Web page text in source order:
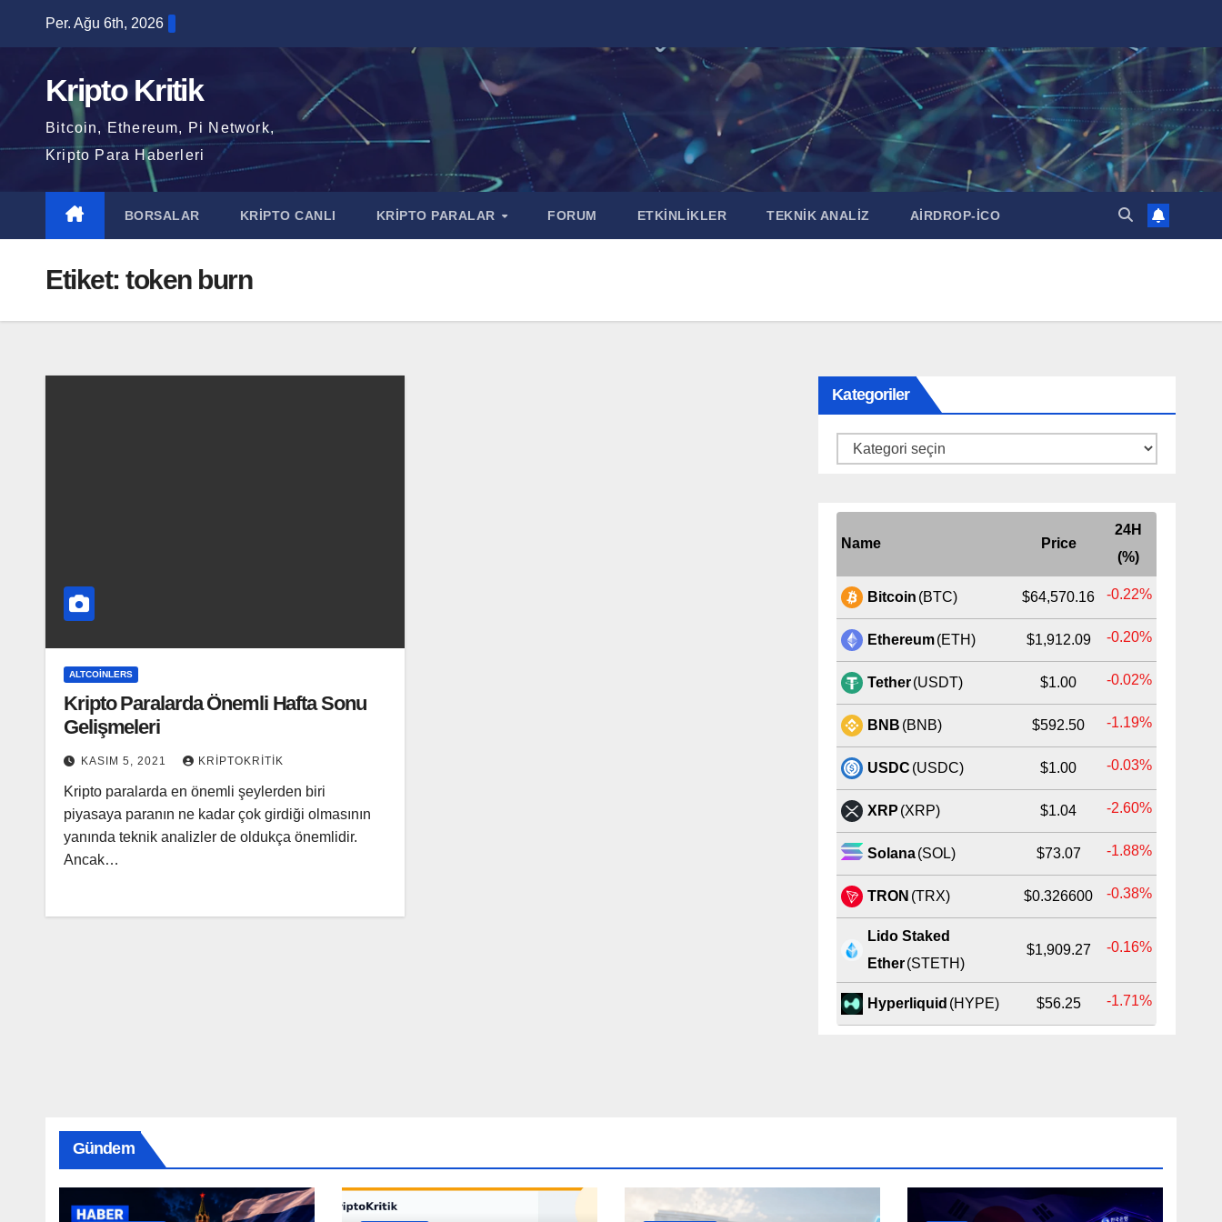
content
Per. Ağu 6th, 2026
Kripto Kritik
Bitcoin, Ethereum, Pi Network,
Kripto Para Haberleri
BORSALAR KRİPTO CANLI KRİPTO PARALAR FORUM ETKİNLİKLER TEKNİK ANALİZ AİRDROP-İCO
Etiket: token burn
ALTCOINLERS
Kripto Paralarda Önemli Hafta Sonu
Gelişmeleri
KASIM 5, 2021 KRIPTOKRITIK
Kripto paralarda en önemli şeylerden biri
piyasaya paranın ne kadar çok girdiği olmasının
yanında teknik analizler de oldukça önemlidir.
Ancak…
Kategoriler
Kategoriler
Name Price
24H
(%)
Bitcoin (BTC) $64,570.16 -0.22%
Ethereum(ETH) $1,912.09 -0.20%
Tether(USDT) $1.00 -0.02%
BNB (BNB) $592.50 -1.19%
USDC (USDC) $1.00 -0.03%
XRP (XRP) $1.04 -2.60%
Solana(SOL) $73.07 -1.88%
TRON (TRX) $0.326600 -0.38%
Lido Staked
Ether(STETH)
$1,909.27 -0.16%
Hyperliquid (HYPE) $56.25 -1.71%
Gündem